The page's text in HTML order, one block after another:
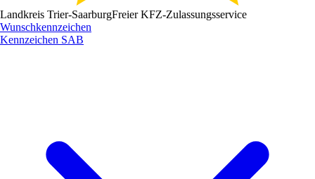
Landkreis Trier-SaarburgFreier KFZ-Zulassungsservice
Wunschkennzeichen
Kennzeichen SAB